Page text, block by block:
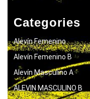
Categories
Alevín Femenino
Alevín Femenino B
Alevín Masculino A
ALEVIN MASCULINO B